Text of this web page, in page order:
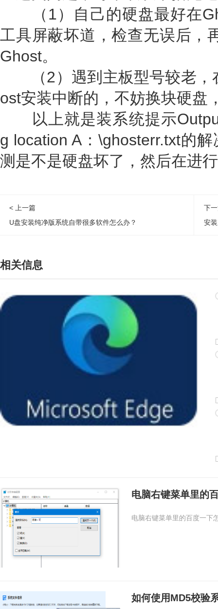
（1）自己的硬盘最好在
工具屏蔽坏道，检查无误后，
Ghost。
（2）遇到主板型号较老，
ost安装中断的，不妨换块硬盘
以上就是装系统提示
g location A：\ghosterr.txt的
测是不是硬盘坏了，然后在进
< 上一篇
U盘安装纯净版系统自带很多软件怎么办？
下
安
相关信息
电脑右键菜单里的
电脑右键菜单里的百度一下
如何使用MD5校验